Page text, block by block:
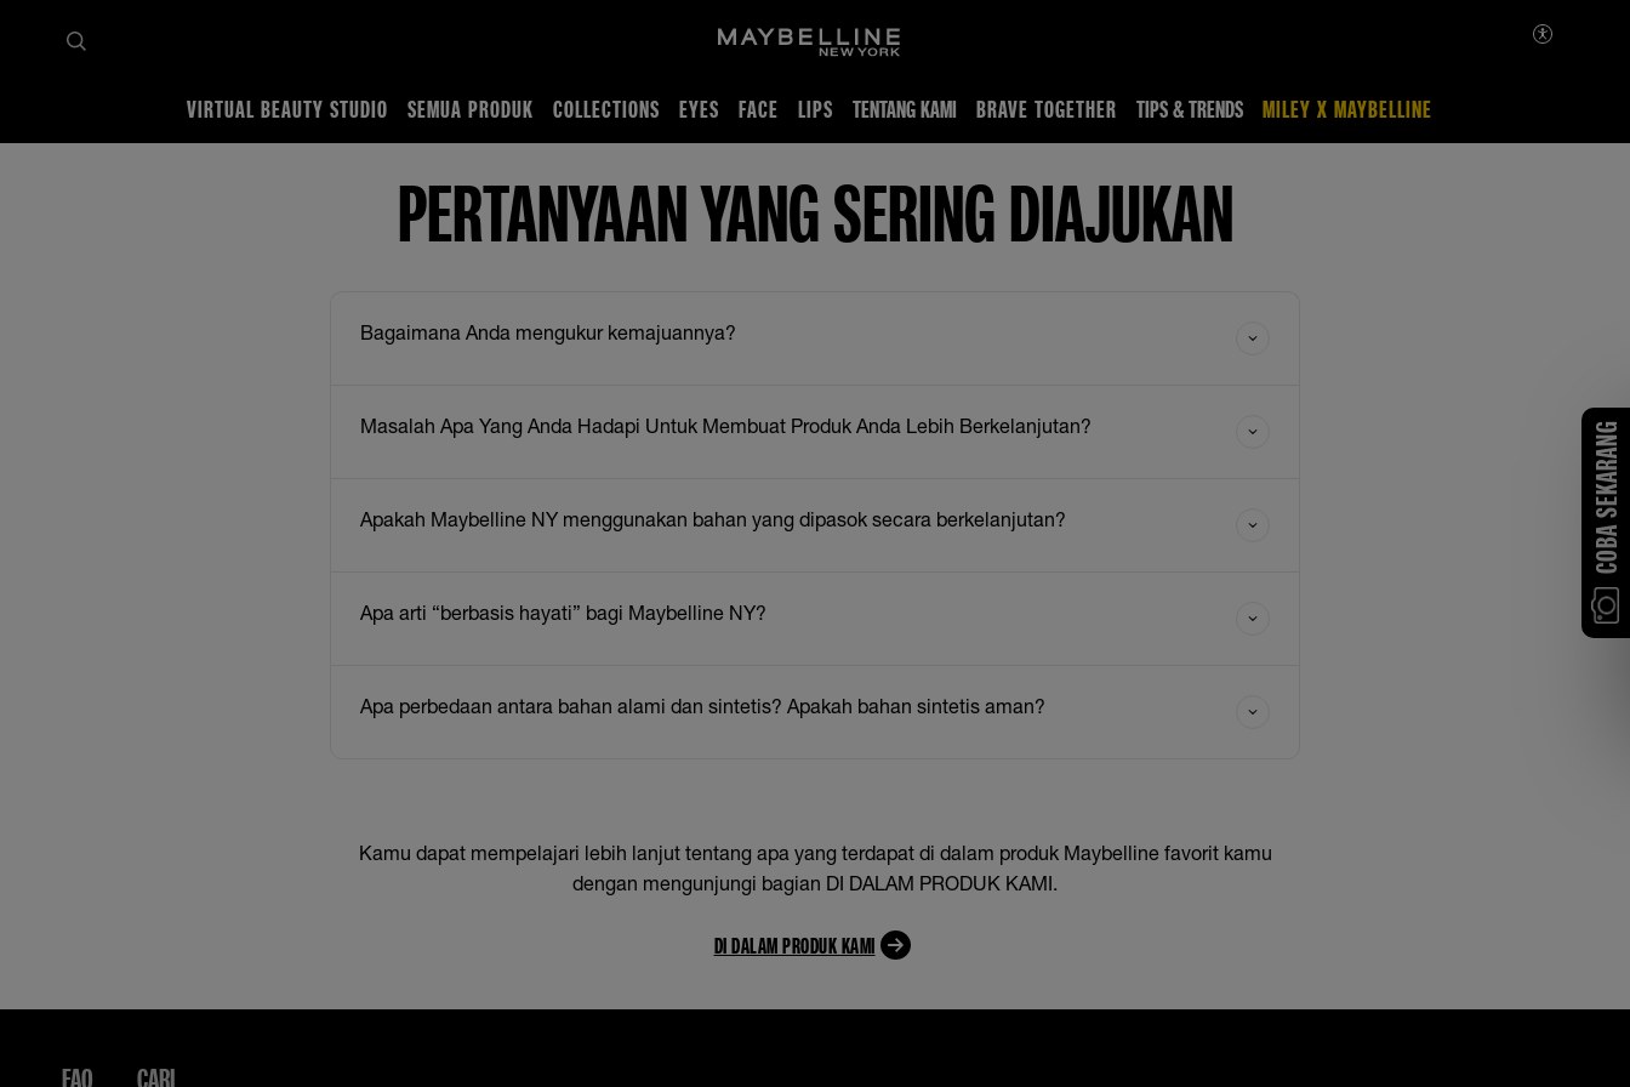
VIRTUAL BEAUTY STUDIO SEMUA PRODUK COLLECTIONS EYES FACE LIPS TENTANG KAMI BRAVE TOGETHER TIPS & TRENDS MILEY X MAYBELLINE
Make up make change Conscious Together Tanya Jawab tentang Conscious Together
PERTANYAAN YANG SERING DIAJUKAN
Bagaimana Anda mengukur kemajuannya?
Masalah Apa Yang Anda Hadapi Untuk Membuat Produk Anda Lebih Berkelanjutan?
Apakah Maybelline NY menggunakan bahan yang dipasok secara berkelanjutan?
Apa arti “berbasis hayati” bagi Maybelline NY?
Apa perbedaan antara bahan alami dan sintetis? Apakah bahan sintetis aman?
Kamu dapat mempelajari lebih lanjut tentang apa yang terdapat di dalam produk Maybelline favorit kamu
dengan mengunjungi bagian DI DALAM PRODUK KAMI.
DI DALAM PRODUK KAMI
FAQ CARI
COBA SEKARANG